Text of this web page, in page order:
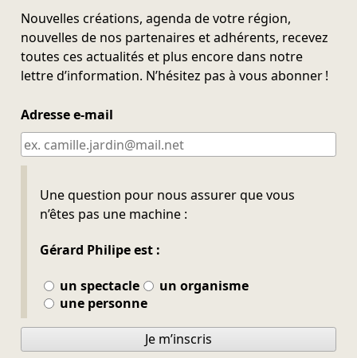
Nouvelles créations, agenda de votre région,
nouvelles de nos partenaires et adhérents, recevez
toutes ces actualités et plus encore dans notre
lettre d’information. N’hésitez pas à vous abonner !
Adresse e-mail
Une question pour nous assurer que vous
n’êtes pas une machine :
Gérard Philipe est :
un spectacle
un organisme
une personne
Ne pas remplir
Je m’inscris